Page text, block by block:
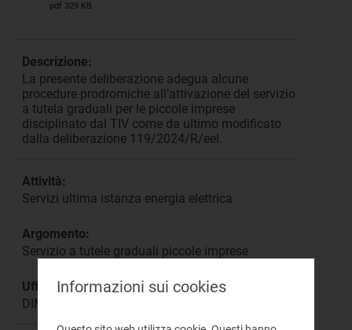
pdf 329 KB
Descrizione:
La presente deliberazione adegua alcune
procedure prodromiche all’attivazione del servizio
a tutela graduali per le piccole imprese
disciplinato dal TIV come da ultimo modificato
dalla deliberazione 119/2024/R/eel.
Attività:
Servizi ultima istanza energia elettrica
Argomento:
Servizio a tutele graduali piccole imprese
Ufficio responsabile:
DIME
Informazioni sui cookies